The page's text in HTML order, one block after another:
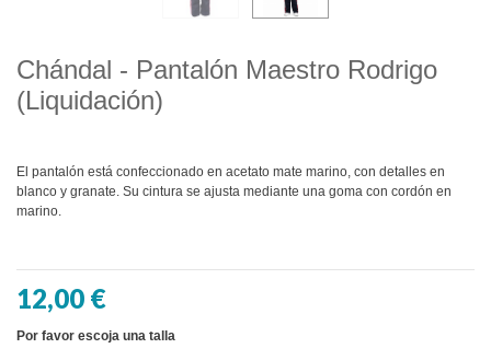
Chándal - Pantalón Maestro Rodrigo
(Liquidación)
El pantalón está confeccionado en acetato mate marino, con detalles en
blanco y granate. Su cintura se ajusta mediante una goma con cordón en
marino.
12,00 €
Por favor escoja una talla